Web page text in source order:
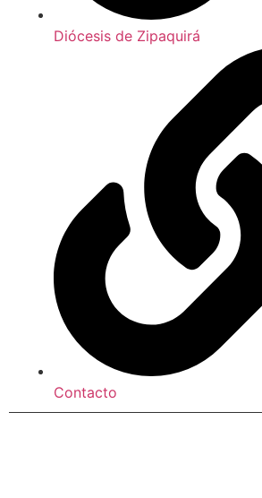
Diócesis de Zipaquirá
Contacto